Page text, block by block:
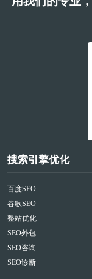
搜索引擎优化
百度SEO
谷歌SEO
整站优化
SEO外包
SEO咨询
SEO诊断